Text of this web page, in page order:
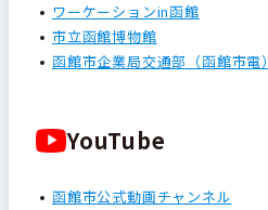
ワーケーションin函館
市立函館博物館
函館市企業局交通部（函館市電）
YouTube
函館市公式動画チャンネル